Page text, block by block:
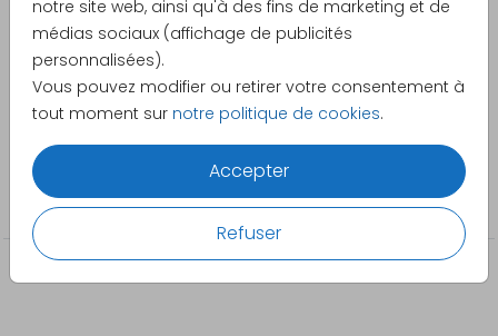
notre site web, ainsi qu'à des fins de marketing et de
médias sociaux (affichage de publicités
personnalisées).
Vous pouvez modifier ou retirer votre consentement à
tout moment sur notre politique de cookies.
Accepter
Refuser
Carte d'invitation tendance avec des feuillages et
écriture en or rosé.
Créateur
Made for Moments
Catégorie
Anniversaire